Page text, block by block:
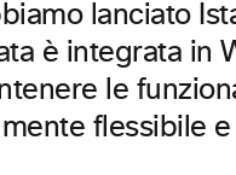
lanciato
è integrata
le